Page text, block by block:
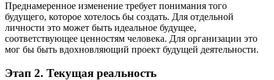
Преднамеренное изменение требует понимания того
будущего, которое хотелось бы создать. Для отдельной
личности это может быть идеальное будущее,
соответствующее ценностям человека. Для организации это
мог бы быть вдохновляющий проект будущей деятельности.
Этап 2. Текущая реальность